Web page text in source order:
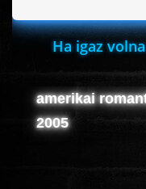
Ha igaz
amerikai
2005